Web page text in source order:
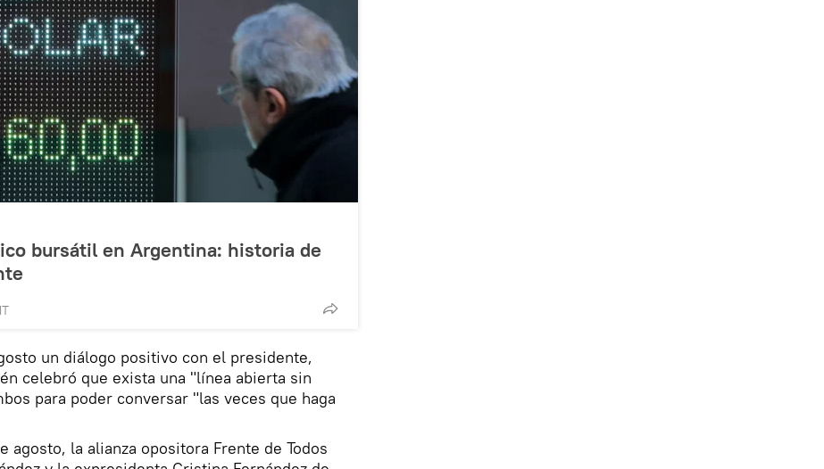
bursátil en Argentina: historia de
un diálogo positivo con el presidente,
celebró que exista una "línea abierta sin
para poder conversar "las veces que haga
agosto, la alianza opositora Frente de Todos